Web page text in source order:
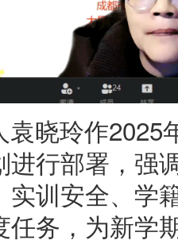
晓玲作2025
进行部署，强
实训安全、学
任务，为新学